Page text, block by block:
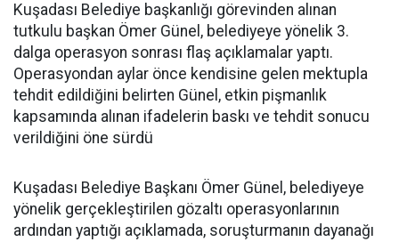
Kuşadası Belediye başkanlığı görevinden alınan
tutkulu başkan Ömer Günel, belediyeye yönelik 3.
dalga operasyon sonrası flaş açıklamalar yaptı.
Operasyondan aylar önce kendisine gelen mektupla
tehdit edildiğini belirten Günel, etkin pişmanlık
kapsamında alınan ifadelerin baskı ve tehdit sonucu
verildiğini öne sürdü
Kuşadası Belediye Başkanı Ömer Günel, belediyeye
yönelik gerçekleştirilen gözaltı operasyonlarının
ardından yaptığı açıklamada, soruşturmanın dayanağı